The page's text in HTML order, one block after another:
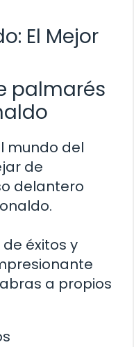
El Mejor
palmarés
mundo del
de
delantero
éxitos y
a propios